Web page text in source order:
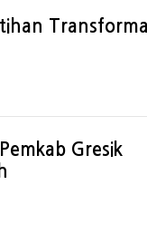
Gresik